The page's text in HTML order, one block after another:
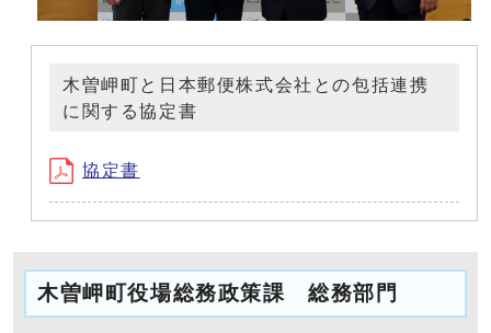
木曽岬町と日本郵便株式会社との包括連携
に関する協定書
協定書
木曽岬町役場総務政策課 総務部門